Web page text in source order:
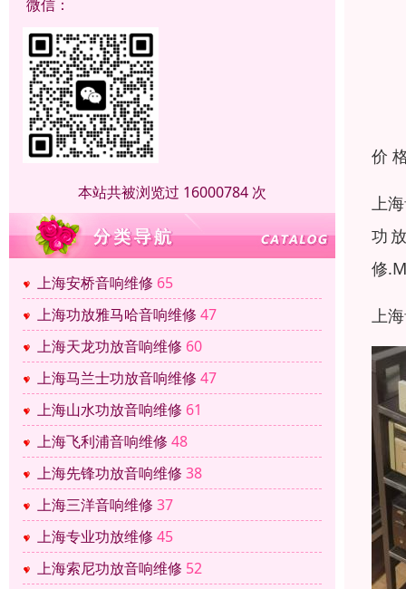
微信：
本站共被浏览过 16000784 次
上海安桥音响维修 65
上海功放雅马哈音响维修 47
上海天龙功放音响维修 60
上海马兰士功放音响维修 47
上海山水功放音响维修 61
上海飞利浦音响维修 48
上海先锋功放音响维修 38
上海三洋音响维修 37
上海专业功放维修 45
上海索尼功放音响维修 52
价
上
功
修
上